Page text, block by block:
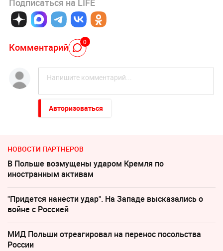
Подписаться на LIFE
Комментарий 0
Авторизоваться
НОВОСТИ ПАРТНЕРОВ
В Польше возмущены ударом Кремля по
иностранным активам
"Придется нанести удар". На Западе высказались о
войне с Россией
МИД Польши отреагировал на перенос посольства
России